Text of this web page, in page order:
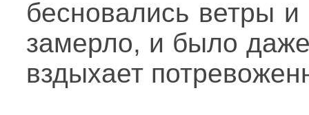
бесновались ветры
замерло, и было
вздыхает